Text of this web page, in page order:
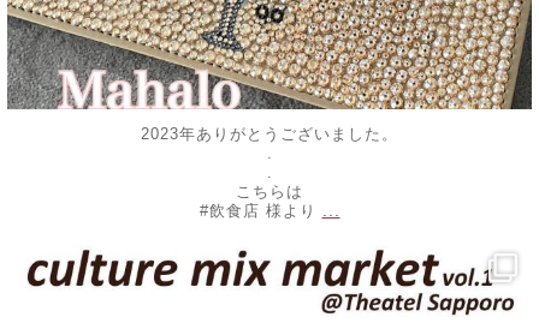
2023年ありがとうございました。
.
.
こちらは
#飲食店 様より
...
decojewelrymahalo